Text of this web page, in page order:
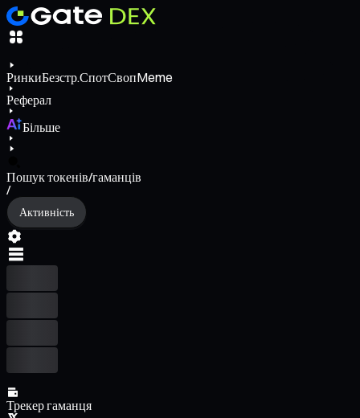
РинкиБезстр.СпотСвопMeme
Реферал
Більше
Пошук токенів/гаманців
/
Активність
Трекер гаманця